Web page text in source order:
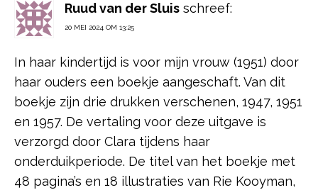
Ruud van der Sluis schreef:
20 MEI 2024 OM 13:25
In haar kindertijd is voor mijn vrouw (1951) door
haar ouders een boekje aangeschaft. Van dit
boekje zijn drie drukken verschenen, 1947, 1951
en 1957. De vertaling voor deze uitgave is
verzorgd door Clara tijdens haar
onderduikperiode. De titel van het boekje met
48 pagina’s en 18 illustraties van Rie Kooyman,